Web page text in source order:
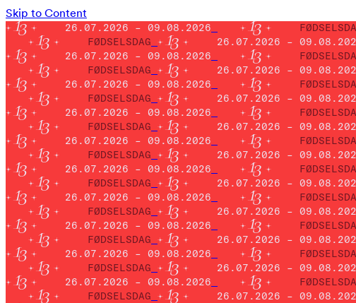
Skip to Content
26.07.2026 – 09.08.2026
FØDSELSDAG
26.07.2026 –
26.07.2026 – 09.08.2026
FØDSELSDAG
26.07.2026 –
26.07.2026 – 09.08.2026
FØDSELSDAG
26.07.2026 –
26.07.2026 – 09.08.2026
FØDSELSDAG
26.07.2026 –
26.07.2026 – 09.08.2026
FØDSELSDAG
26.07.2026 –
26.07.2026 – 09.08.2026
FØDSELSDAG
26.07.2026 –
26.07.2026 – 09.08.2026
FØDSELSDAG
26.07.2026 –
26.07.2026 – 09.08.2026
FØDSELSDAG
26.07.2026 –
26.07.2026 – 09.08.2026
FØDSELSDAG
26.07.2026 –
26.07.2026 – 09.08.2026
FØDSELSDAG
26.07.2026 –